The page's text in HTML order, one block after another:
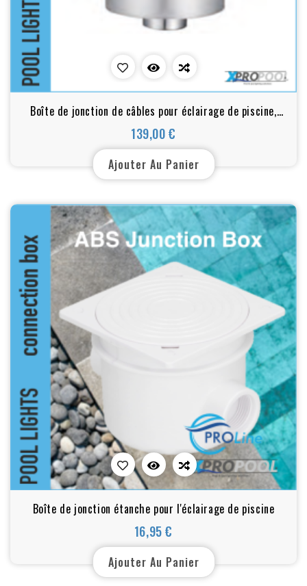
Boîte de jonction de câbles pour éclairage de piscine,
acier inoxydable, IP65
139,00 €
Prix
Ajouter Au Panier
Boîte de jonction étanche pour l'éclairage de piscine
16,95 €
Prix
Ajouter Au Panier